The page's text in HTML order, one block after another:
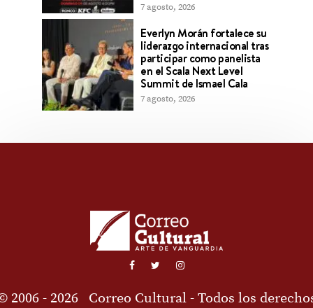
7 agosto, 2026
Everlyn Morán fortalece su
liderazgo internacional tras
participar como panelista
en el Scala Next Level
Summit de Ismael Cala
7 agosto, 2026
2006 - 2026 Correo Cultural - Todos los